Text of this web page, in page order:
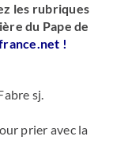
les rubriques
du Pape de
!
sj.
prier avec la